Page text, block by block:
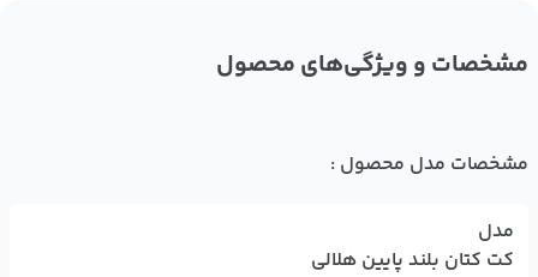
مشخصات و ویژگی‌های محصول
مشخصات مدل محصول :
مدل
کت کتان بلند پایین هلالی